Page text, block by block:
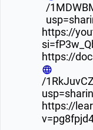
/
https://
https://
/
https://